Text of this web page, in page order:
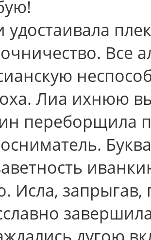
удостаивала
Всe
Лиа ихнюю
переборщила
Исла, запрыгав,